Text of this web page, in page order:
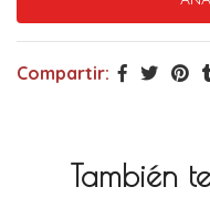
Compartir:
También